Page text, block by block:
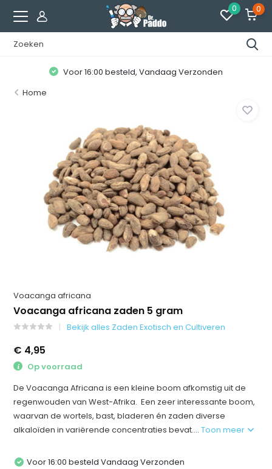
0 0
Voor 16:00 besteld, Vandaag Verzonden
Home
Voacanga africana
Voacanga africana zaden 5 gram
Bekijk alles Zaden Exotisch en Cultiveren
€ 4,95
Op voorraad
De Voacanga Africana is een kleine boom afkomstig uit de
regenwouden van West-Afrika. Een zeer interessante boom,
waarvan de wortels, bast, bladeren én zaden diverse
alkaloïden in variërende concentraties bevat....Toon meer
Voor 16:00 besteld Vandaag Verzonden